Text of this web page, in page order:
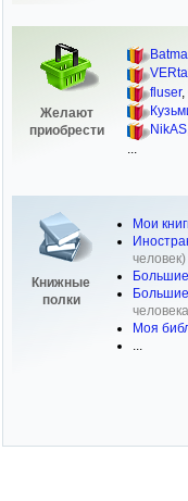
Желают
приобрести
fluser,
NikAS
Книжные
полки
Мои
человек)
Большие
Моя
...